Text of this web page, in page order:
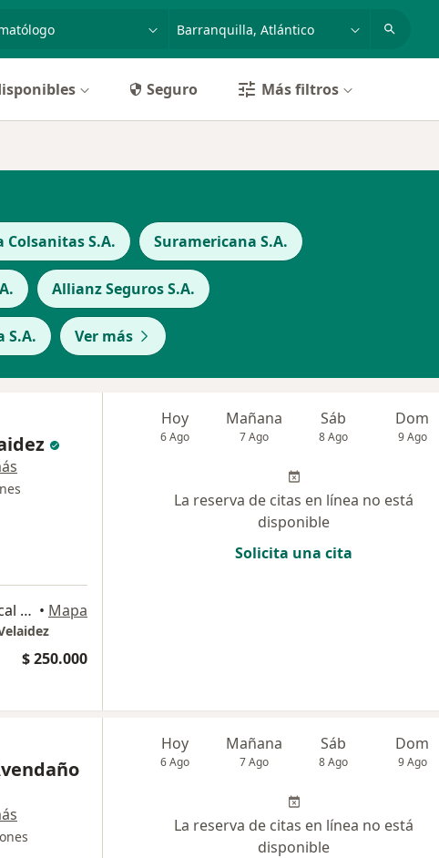
enfermedad o nombre
Seguro Más filtros
Colsanitas S.A. Suramericana S.A.
Allianz Seguros S.A.
S.A. Ver más
Calle 1C No. 30 - 40, High Park Medical Center, Barranquilla • Mapa
$ 250.000
Hoy
6 Ago
Mañana
7 Ago
Sáb
8 Ago
Dom
9 Ago
La reserva de citas en línea no está
disponible
Solicita una cita
Hoy
6 Ago
Mañana
7 Ago
Sáb
8 Ago
Dom
9 Ago
La reserva de citas en línea no está
disponible